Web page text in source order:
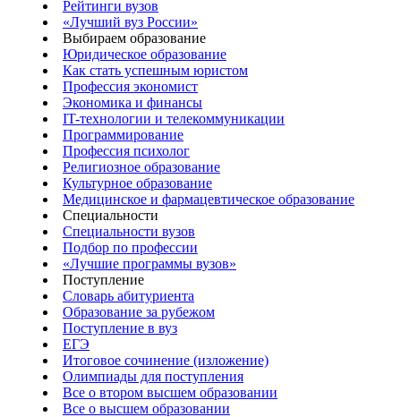
Рейтинги вузов
«Лучший вуз России»
Выбираем образование
Юридическое образование
Как стать успешным юристом
Профессия экономист
Экономика и финансы
IT-технологии и телекоммуникации
Программирование
Профессия психолог
Религиозное образование
Культурное образование
Медицинское и фармацевтическое образование
Специальности
Специальности вузов
Подбор по профессии
«Лучшие программы вузов»
Поступление
Словарь абитуриента
Образование за рубежом
Поступление в вуз
ЕГЭ
Итоговое сочинение (изложение)
Олимпиады для поступления
Все о втором высшем образовании
Все о высшем образовании